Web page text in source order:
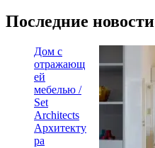
Последние новости
Дом с
отражающ
ей
мебелью /
Set
Architects
Архитекту
ра